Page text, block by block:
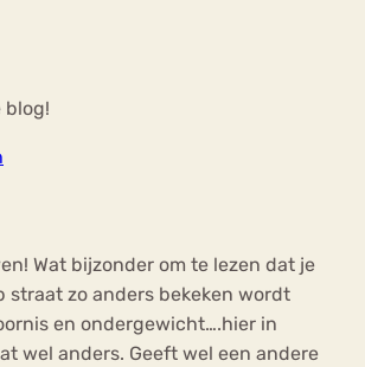
blog!
Wat bijzonder om te lezen dat je
straat zo anders bekeken wordt
en ondergewicht….hier in
wel anders. Geeft wel een andere